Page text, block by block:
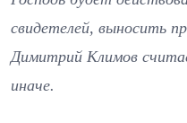
свидетелей, выносить
Димитрий Климов
иначе.